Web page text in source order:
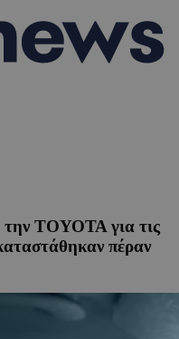
ΤΟΥΟΤΑ για τις
πέραν